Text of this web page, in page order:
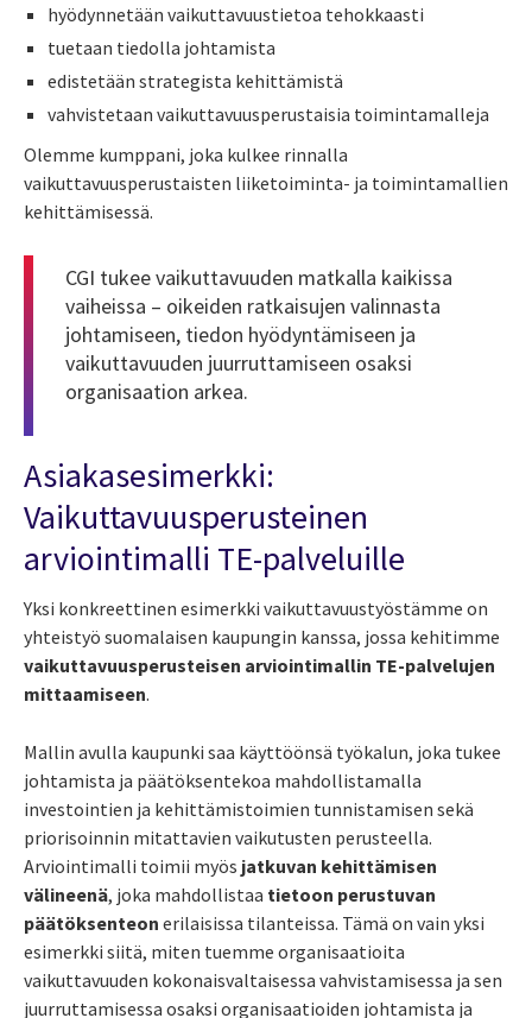
hyödynnetään vaikuttavuustietoa tehokkaasti
tuetaan tiedolla johtamista
edistetään strategista kehittämistä
vahvistetaan vaikuttavuusperustaisia toimintamalleja
Olemme kumppani, joka kulkee rinnalla
vaikuttavuusperustaisten liiketoiminta- ja toimintamallien
kehittämisessä.
CGI tukee vaikuttavuuden matkalla kaikissa
vaiheissa – oikeiden ratkaisujen valinnasta
johtamiseen, tiedon hyödyntämiseen ja
vaikuttavuuden juurruttamiseen osaksi
organisaation arkea.
Asiakasesimerkki:
Vaikuttavuusperusteinen
arviointimalli TE-palveluille
Yksi konkreettinen esimerkki vaikuttavuustyöstämme on
yhteistyö suomalaisen kaupungin kanssa, jossa kehitimme
vaikuttavuusperusteisen arviointimallin TE-palvelujen
mittaamiseen.
Mallin avulla kaupunki saa käyttöönsä työkalun, joka tukee
johtamista ja päätöksentekoa mahdollistamalla
investointien ja kehittämistoimien tunnistamisen sekä
priorisoinnin mitattavien vaikutusten perusteella.
Arviointimalli toimii myös jatkuvan kehittämisen
välineenä, joka mahdollistaa tietoon perustuvan
päätöksenteon erilaisissa tilanteissa. Tämä on vain yksi
esimerkki siitä, miten tuemme organisaatioita
vaikuttavuuden kokonaisvaltaisessa vahvistamisessa ja sen
juurruttamisessa osaksi organisaatioiden johtamista ja